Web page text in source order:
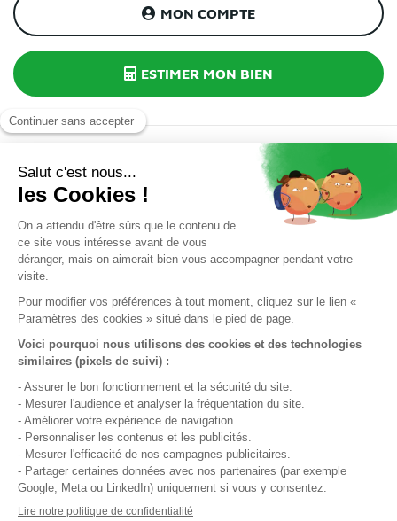
MON COMPTE
ESTIMER MON BIEN
INSCRIPTION À NOTRE NEWSLETTER
J’accepte la politique de confidentialité.*
J'accepte de recevoir par e-mail des informations et offres
de La Française Immobilière. Ces e-mails peuvent contenir
des technologies de suivi (pixels) permettant de mesurer
leur ouverture et d'améliorer nos communications. Je peux
retirer mon consentement à tout moment via le lien de
désinscription présent dans chaque e-mail.
QUI SOMMES-NOUS ?